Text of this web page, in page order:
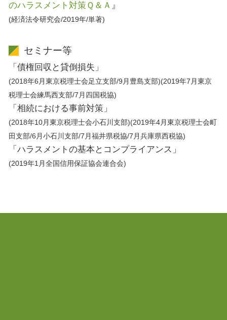
のハラスメント対策Ｑ＆Ａ 』
(経済法令研究会/2019年/単著)
セミナー等
「債権回収と貸倒損失」
(2018年6月東京税理士会足立支部/9月豊島支部)(2019年7月東京
税理士会練馬西支部/7月四国税協)
「相続における事前対策」
(2018年10月東京税理士会小石川支部)(2019年4月東京税理士会町
田支部/6月小石川支部/7月福井県税協/7月兵庫県西税協)
「ハラスメントの基本とコンプライアンス」
(2019年1月全国信用保証協会連合会)